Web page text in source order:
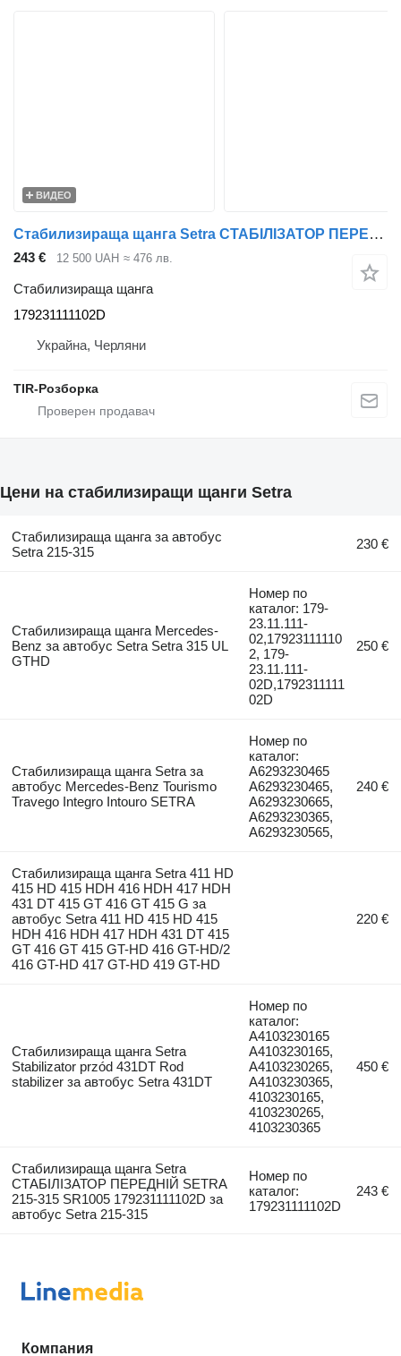
ВИДЕО
Стабилизираща щанга Setra СТАБІЛІЗАТОР ПЕРЕДНІЙ SETRA 215-315 SR1005 179231111102D за автобус Setra 215-315
243 € 12 500 UAH ≈ 476 лв.
Стабилизираща щанга
179231111102D
Украйна, Черляни
TIR-Розборка
Цени на стабилизиращи щанги Setra
Стабилизираща щанга за автобус
Setra 215-315
230 €
Стабилизираща щанга Mercedes-
Benz за автобус Setra Setra 315 UL
GTHD
Номер по
каталог: 179-
23.11.111-
02,17923111110
2, 179-
23.11.111-
02D,1792311111
02D
250 €
Стабилизираща щанга Setra за
автобус Mercedes-Benz Tourismo
Travego Integro Intouro SETRA
Номер по
каталог:
A6293230465
A6293230465,
A6293230665,
A6293230365,
A6293230565,
240 €
Стабилизираща щанга Setra 411 HD
415 HD 415 HDH 416 HDH 417 HDH
431 DT 415 GT 416 GT 415 G за
автобус Setra 411 HD 415 HD 415
HDH 416 HDH 417 HDH 431 DT 415
GT 416 GT 415 GT-HD 416 GT-HD/2
416 GT-HD 417 GT-HD 419 GT-HD
220 €
Стабилизираща щанга Setra
Stabilizator przód 431DT Rod
stabilizer за автобус Setra 431DT
Номер по
каталог:
A4103230165
A4103230165,
A4103230265,
A4103230365,
4103230165,
4103230265,
4103230365
450 €
Стабилизираща щанга Setra
СТАБІЛІЗАТОР ПЕРЕДНІЙ SETRA
215-315 SR1005 179231111102D за
автобус Setra 215-315
Номер по
каталог:
179231111102D
243 €
Компания